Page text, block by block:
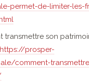
permet-de-limiter-les-
transmettre son
https://prosper-
comment-